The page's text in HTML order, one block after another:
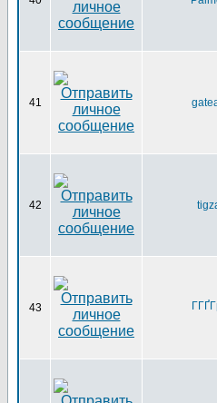
41
42
43